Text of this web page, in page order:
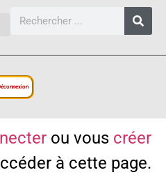
ou vous créer
à cette page.